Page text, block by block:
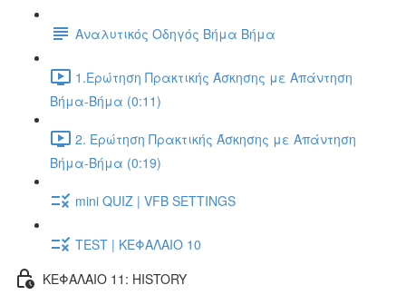
Αναλυτικός Οδηγός Βήμα Βήμα
1.Ερώτηση Πρακτικής Άσκησης με Απάντηση
Βήμα-Βήμα (0:11)
2. Ερώτηση Πρακτικής Άσκησης με Απάντηση
Βήμα-Βήμα (0:19)
mini QUIZ | VFB SETTINGS
TEST | ΚΕΦΑΛΑΙΟ 10
ΚΕΦΑΛΑΙΟ 11: HISTORY